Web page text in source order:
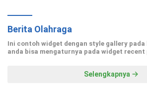
Berita Olahraga
Ini contoh widget dengan style gallery
anda bisa mengaturnya pada widget
Selengkapnya